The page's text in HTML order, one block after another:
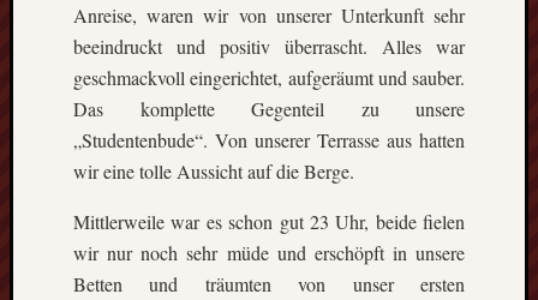
Anreise, waren wir von unserer Unterkunft sehr
beeindruckt und positiv überrascht. Alles war
geschmackvoll eingerichtet, aufgeräumt und sauber.
Das komplette Gegenteil zu unsere
„Studentenbude“. Von unserer Terrasse aus hatten
wir eine tolle Aussicht auf die Berge.
Mittlerweile war es schon gut 23 Uhr, beide fielen
wir nur noch sehr müde und erschöpft in unsere
Betten und träumten von unser ersten